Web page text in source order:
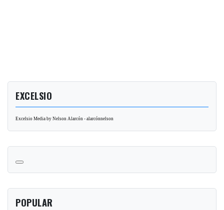
EXCELSIO
Excelsio Media by Nelson Alarcón - alarcónnelson
POPULAR